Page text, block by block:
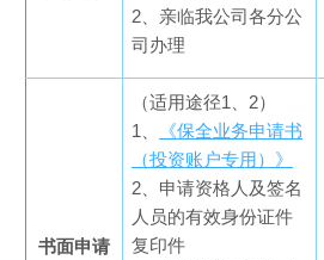
2、亲临我公司各分公
司办理
书面申请
（适用途径1、2）
1、
《保全业务申请书
（投资账户专用）》
2、申请资格人及签名
人员的有效身份证件
复印件